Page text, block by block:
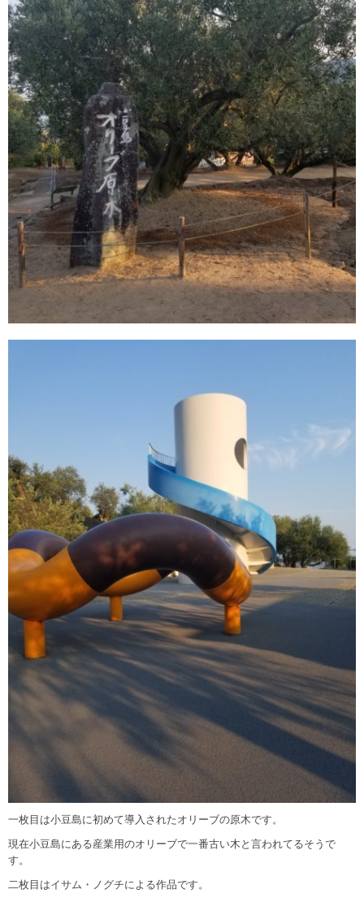
一枚目は小豆島に初めて導入されたオリーブの原木です。
現在小豆島にある産業用のオリーブで一番古い木と言われてるそうで
す。
二枚目はイサム・ノグチによる作品です。